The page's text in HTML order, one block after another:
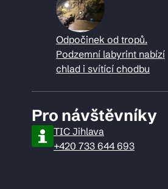
Odpočinek od tropů.
Podzemní labyrint nabízí
chlad i svítící chodbu
Pro návštěvníky
TIC Jihlava
+420 733 644 693